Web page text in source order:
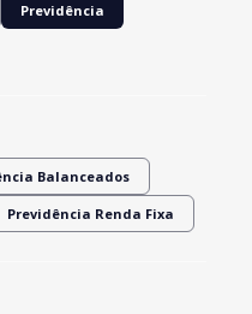
Previdência
Balanceados
Previdência Renda Fixa